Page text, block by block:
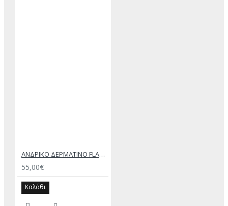
ΑΝΔΡΙΚΟ ΔΕΡΜΑΤΙΝΟ FLAT ΣΑΝΔΑΛΙ ΜΑΥΡΟ ΕΚΤΟΡΑΣ
55,00€
Καλάθι